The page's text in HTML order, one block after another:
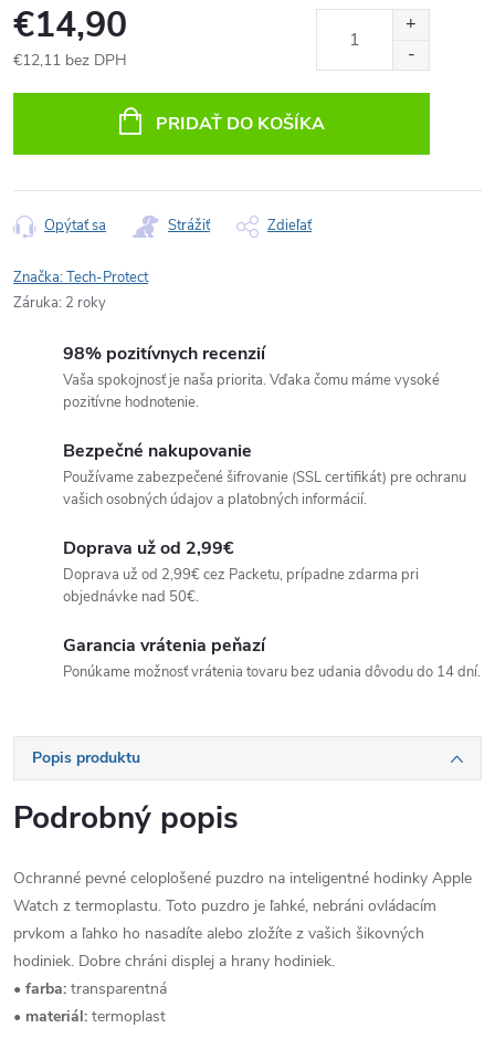
€14,90
€12,11 bez DPH
PRIDAŤ DO KOŠÍKA
Opýtať sa Strážiť Zdieľať
Značka:Tech-Protect
Záruka: 2 roky
98% pozitívnych recenzií
Vaša spokojnosť je naša priorita. Vďaka čomu máme vysoké
pozitívne hodnotenie.
Bezpečné nakupovanie
Používame zabezpečené šifrovanie (SSL certifikát) pre ochranu
vašich osobných údajov a platobných informácií.
Doprava už od 2,99€
Doprava už od 2,99€ cez Packetu, prípadne zdarma pri
objednávke nad 50€.
Garancia vrátenia peňazí
Ponúkame možnosť vrátenia tovaru bez udania dôvodu do 14 dní.
Popis produktu
Podrobný popis
Ochranné pevné celoplošené puzdro na inteligentné hodinky Apple
Watch z termoplastu. Toto puzdro je ľahké, nebráni ovládacím
prvkom a ľahko ho nasadíte alebo zložíte z vašich šikovných
hodiniek. Dobre chráni displej a hrany hodiniek.
• farba: transparentná
• materiál: termoplast